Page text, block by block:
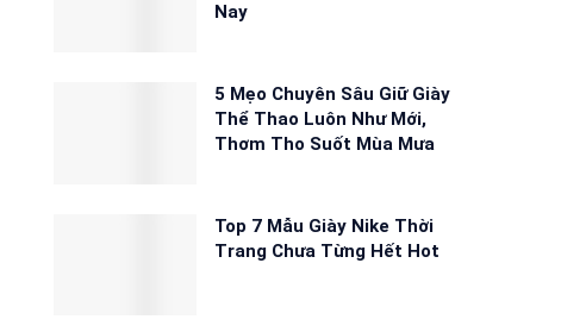
Nay
5 Mẹo Chuyên Sâu Giữ Giày
Thể Thao Luôn Như Mới,
Thơm Tho Suốt Mùa Mưa
Top 7 Mẫu Giày Nike Thời
Trang Chưa Từng Hết Hot